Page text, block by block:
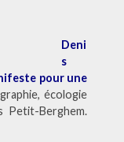
Deni
s
pour une
écologie
Petit-Berghem.